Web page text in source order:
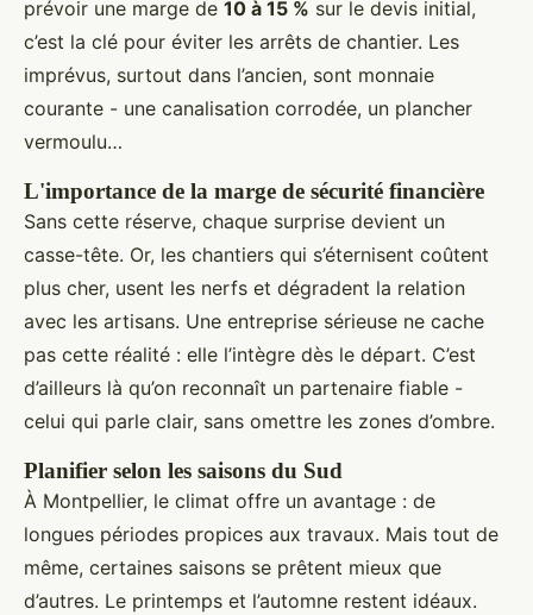
prévoir une marge de 10 à 15 % sur le devis initial,
c’est la clé pour éviter les arrêts de chantier. Les
imprévus, surtout dans l’ancien, sont monnaie
courante - une canalisation corrodée, un plancher
vermoulu…
L'importance de la marge de sécurité financière
Sans cette réserve, chaque surprise devient un
casse-tête. Or, les chantiers qui s’éternisent coûtent
plus cher, usent les nerfs et dégradent la relation
avec les artisans. Une entreprise sérieuse ne cache
pas cette réalité : elle l’intègre dès le départ. C’est
d’ailleurs là qu’on reconnaît un partenaire fiable -
celui qui parle clair, sans omettre les zones d’ombre.
Planifier selon les saisons du Sud
À Montpellier, le climat offre un avantage : de
longues périodes propices aux travaux. Mais tout de
même, certaines saisons se prêtent mieux que
d’autres. Le printemps et l’automne restent idéaux.